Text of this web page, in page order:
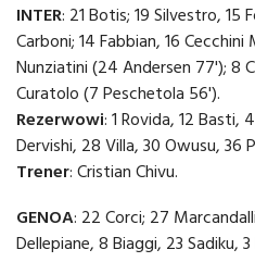
INTER: 21 Botis; 19 Silvestro, 15
Carboni; 14 Fabbian, 16 Cecchini
Nunziatini (24 Andersen 77'); 8
Curatolo (7 Peschetola 56').
Rezerwowi: 1 Rovida, 12 Basti,
Dervishi, 28 Villa, 30 Owusu, 36
Trener: Cristian Chivu.
GENOA: 22 Corci; 27
Dellepiane, 8 Biaggi, 23 Sadiku,